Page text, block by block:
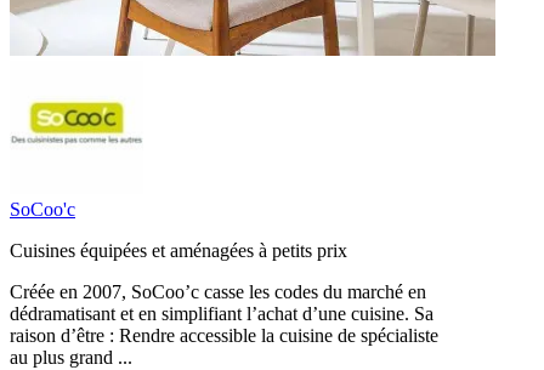
SoCoo'c
Cuisines équipées et aménagées à petits prix
Créée en 2007, SoCoo’c casse les codes du marché en
dédramatisant et en simplifiant l’achat d’une cuisine. Sa
raison d’être : Rendre accessible la cuisine de spécialiste
au plus grand ...